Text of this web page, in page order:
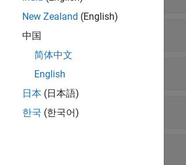
New Zealand (English)
中国
简体中文
English
日本 (日本語)
한국 (한국어)